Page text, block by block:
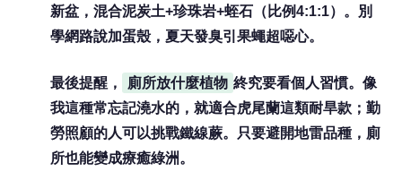
新盆，混合泥炭土+珍珠岩+蛭石（比例4:1:1）。別
學網路說加蛋殼，夏天發臭引果蠅超噁心。
最後提醒， 廁所放什麼植物 終究要看個人習慣。像
我這種常忘記澆水的，就適合虎尾蘭這類耐旱款；勤
勞照顧的人可以挑戰鐵線蕨。只要避開地雷品種，廁
所也能變成療癒綠洲。